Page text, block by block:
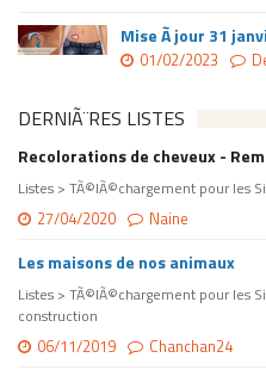
Mise Ã jour 31
01/02/2023
DERNIÃ¨RES LISTES
Recolorations de cheveux -
Listes > TÃ©lÃ©chargement pour les
27/04/2020 Naine
Les maisons de nos animaux
Listes > TÃ©lÃ©chargement pour les
construction
06/11/2019 Chanchan24